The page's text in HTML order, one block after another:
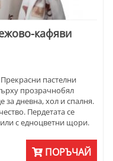
кафяви
пастелни
прозрачнобял
за дневна, хол и спалня.
Пердетата се
с едноцветни щори.
ПОРЪЧАЙ